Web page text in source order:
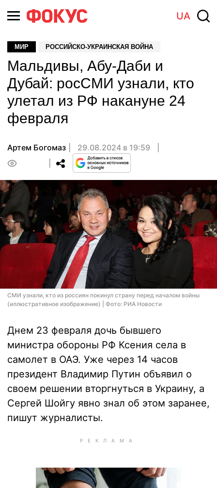
UA
МИР РОССИЙСКО-УКРАИНСКАЯ ВОЙНА
Мальдивы, Абу-Даби и
Дубай: росСМИ узнали, кто
улетал из РФ накануне 24
февраля
Артем Богомаз
29.08.2024 в 19:59
СМИ узнали, кто из россиян покинул страну перед началом войны
(иллюстративное изображение) | Фото: РИА Новости
Днем 23 февраля дочь бывшего
министра обороны РФ Ксения села в
самолет в ОАЭ. Уже через 14 часов
президент Владимир Путин объявил о
своем решении вторгнуться в Украину, а
Сергей Шойгу явно знал об этом заранее,
пишут журналисты.